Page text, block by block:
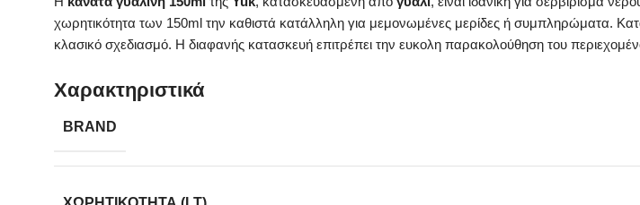
χωρητικότητα των 150ml την καθιστά κατάλληλη για μεμονωμένες μερίδες ή συμπληρώματα.
κλασικό σχεδιασμό. Η διαφανής κατασκευή επιτρέπει την ευκολη παρακολούθηση του
Χαρακτηριστικά
BRAND